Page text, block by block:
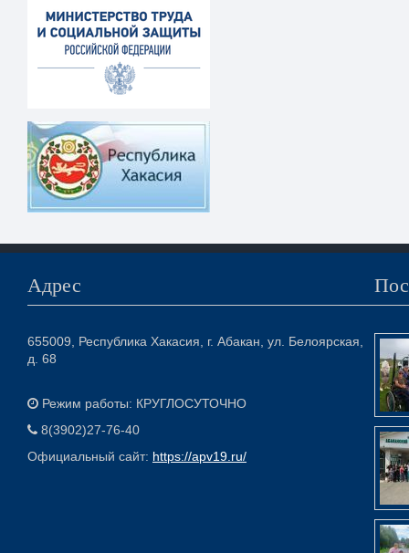
Адрес
655009, Республика Хакасия, г. Абакан, ул. Белоярская,
д. 68
Режим работы: КРУГЛОСУТОЧНО
8(3902)27-76-40
Официальный сайт: https://apv19.ru/